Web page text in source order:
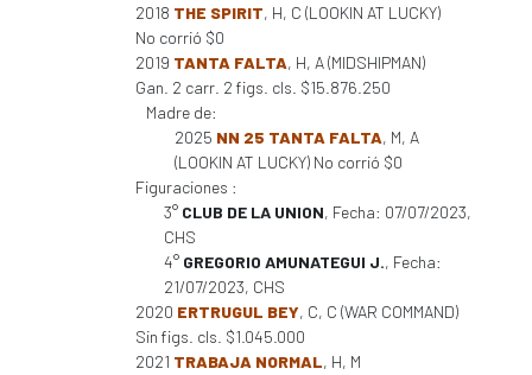
2018 THE SPIRIT, H, C (LOOKIN AT LUCKY)
No corrió $0
2019 TANTA FALTA, H, A (MIDSHIPMAN)
Gan. 2 carr. 2 figs. cls. $15.876.250
Madre de:
2025 NN 25 TANTA FALTA, M, A
(LOOKIN AT LUCKY) No corrió $0
Figuraciones :
3° CLUB DE LA UNION, Fecha: 07/07/2023,
CHS
4° GREGORIO AMUNATEGUI J., Fecha:
21/07/2023, CHS
2020 ERTRUGUL BEY, C, C (WAR COMMAND)
Sin figs. cls. $1.045.000
2021 TRABAJA NORMAL, H, M